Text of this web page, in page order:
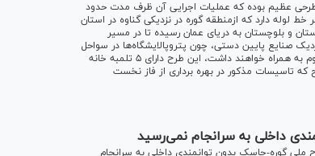
عظیم بوده که عملیات اجرایی آن ظرف مدت حدود
لوله دارد که ازمنطقه گوره در نزدیکی گناوه در استان
و بلوچستان به دریای عمان رسیده تا در مسیر
صنایع پایین دستی، چون پتروپالایشگاه‌ها در سواحل
مستعد مکران ساخته خواهد شد که تمدن جدید صنعتی را برای مردم این منطقه محروم به همراه خواهند داشت، این طرح دارای ۵ تلمبه خانه
که تاسیسات مذکور در بهره برداری از فاز نخست
داخلی به سرانجام نمی‌رسید
گوره-جاسک بدون توانمندی داخلی به سرانجام